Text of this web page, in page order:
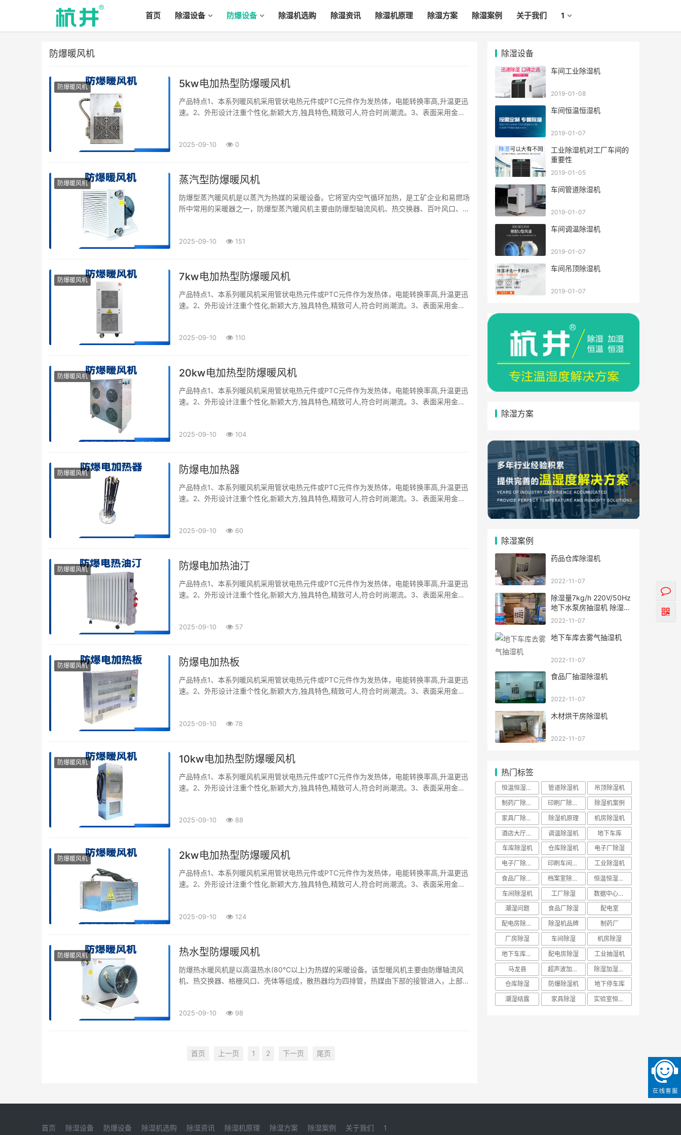
首页 除湿设备 防爆设备 除湿机选购 除湿资讯 除湿机原理 除湿方案 除湿案例 关于我们 1
防爆暖风机
防爆暖风机 5kw电加热型防爆暖风机
产品特点1、本系列暖风机采用管状电热元件或PTC元件作为发热体，电能转换率高,升温更迅
速。2、外形设计注重个性化,新颖大方,独具特色,精致可人,符合时尚潮流。3、表面采用金属
2025-09-10 0
防爆暖风机 蒸汽型防爆暖风机
防爆型蒸汽暖风机是以蒸汽为热媒的采暖设备。它将室内空气循环加热，是工矿企业和易燃场
所中常用的采暖器之一，防爆型蒸汽暖风机主要由防爆型轴流风机、热交换器、百叶风口、壳
2025-09-10 151
防爆暖风机 7kw电加热型防爆暖风机
产品特点1、本系列暖风机采用管状电热元件或PTC元件作为发热体，电能转换率高,升温更迅
速。2、外形设计注重个性化,新颖大方,独具特色,精致可人,符合时尚潮流。3、表面采用金属
2025-09-10 110
防爆暖风机 20kw电加热型防爆暖风机
产品特点1、本系列暖风机采用管状电热元件或PTC元件作为发热体，电能转换率高,升温更迅
速。2、外形设计注重个性化,新颖大方,独具特色,精致可人,符合时尚潮流。3、表面采用金属
2025-09-10 104
防爆暖风机 防爆电加热器
产品特点1、本系列暖风机采用管状电热元件或PTC元件作为发热体，电能转换率高,升温更迅
速。2、外形设计注重个性化,新颖大方,独具特色,精致可人,符合时尚潮流。3、表面采用金属
2025-09-10 60
防爆暖风机 防爆电加热油汀
产品特点1、本系列暖风机采用管状电热元件或PTC元件作为发热体，电能转换率高,升温更迅
速。2、外形设计注重个性化,新颖大方,独具特色,精致可人,符合时尚潮流。3、表面采用金属
2025-09-10 57
防爆暖风机 防爆电加热板
产品特点1、本系列暖风机采用管状电热元件或PTC元件作为发热体，电能转换率高,升温更迅
速。2、外形设计注重个性化,新颖大方,独具特色,精致可人,符合时尚潮流。3、表面采用金属
2025-09-10 78
防爆暖风机 10kw电加热型防爆暖风机
产品特点1、本系列暖风机采用管状电热元件或PTC元件作为发热体，电能转换率高,升温更迅
速。2、外形设计注重个性化,新颖大方,独具特色,精致可人,符合时尚潮流。3、表面采用金属
2025-09-10 88
防爆暖风机 2kw电加热型防爆暖风机
产品特点1、本系列暖风机采用管状电热元件或PTC元件作为发热体，电能转换率高,升温更迅
速。2、外形设计注重个性化,新颖大方,独具特色,精致可人,符合时尚潮流。3、表面采用金属
2025-09-10 124
防爆暖风机 热水型防爆暖风机
防爆热水暖风机是以高温热水(80℃以上)为热媒的采暖设备。该型暖风机主要由防爆轴流风
机、热交换器、格栅风口、壳体等组成，散热器均为四排管，热媒由下部的接管进入，上部的
2025-09-10 98
首页 上一页 1 2 下一页 尾页
除湿设备
车间工业除湿机
2019-01-08
车间恒温恒湿机
2019-01-07
工业除湿机对工厂车间的
重要性
2019-01-05
车间管道除湿机
2019-01-07
车间调温除湿机
2019-01-07
车间吊顶除湿机
2019-01-07
除湿方案
除湿案例
药品仓库除湿机
2022-11-07
除湿量7kg/h 220V/50Hz
地下水泵房抽湿机 除湿机
案例
2022-11-07
地下车库去雾气抽湿机
2022-11-07
食品厂抽湿除湿机
2022-11-07
木材烘干房除湿机
2022-11-07
热门标签
恒温恒湿空调 管道除湿机
吊顶除湿机
制药厂除湿机
印刷厂除湿机
除湿机案例
家具厂除湿机
除湿机原理
机房除湿机
酒店大厅除湿机
调温除湿机
地下车库
车库除湿机
仓库除湿机
电子厂除湿
电子厂除湿机
印刷车间除湿机
工业除湿机
食品厂除湿机
档案室除湿机
恒温恒湿空调机
车间除湿机
工厂除湿
数据中心除湿机
潮湿问题
食品厂除湿
配电室
配电房除湿机
除湿机品牌
制药厂
厂房除湿
车间除湿
机房除湿
地下车库除湿机
配电房除湿
工业抽湿机
马龙县
超声波加湿机
除湿加湿一体机
仓库除湿
防爆除湿机
地下停车库
潮湿结露
家具除湿 实验室恒温恒湿空调
首页 除湿设备 防爆设备 除湿机选购 除湿资讯 除湿机原理 除湿方案 除湿案例 关于我们 1